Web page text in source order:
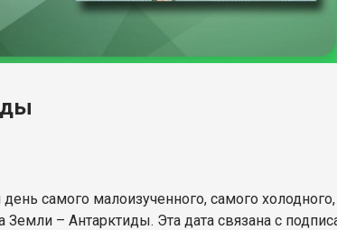
самого малоизученного, самого
Земли – Антарктиды. Эта дата связана с